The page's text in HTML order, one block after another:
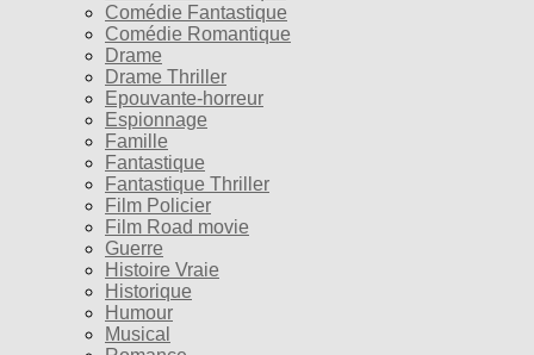
Comédie Fantastique
Comédie Romantique
Drame
Drame Thriller
Epouvante-horreur
Espionnage
Famille
Fantastique
Fantastique Thriller
Film Policier
Film Road movie
Guerre
Histoire Vraie
Historique
Humour
Musical